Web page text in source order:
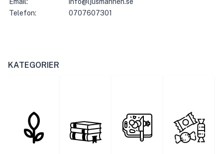
Email:
info@ljusmannen.se
Telefon:
0707607301
KATEGORIER